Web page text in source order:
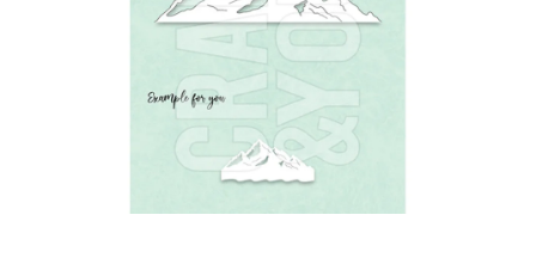
Kontakty Moje objednávka
Oblíbené ♥️
Obchodní podmínky
Podmínky ochrany osobních údajů
Ověřování recenzí